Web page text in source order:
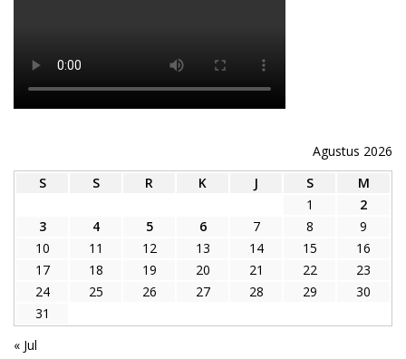
Agustus 2026
S
S R K J S
M
1
2
3
4 5 6 7 8
9
10
11 12 13 14 15
16
17
18 19 20 21 22
23
24
25 26 27 28 29
30
31
« Jul